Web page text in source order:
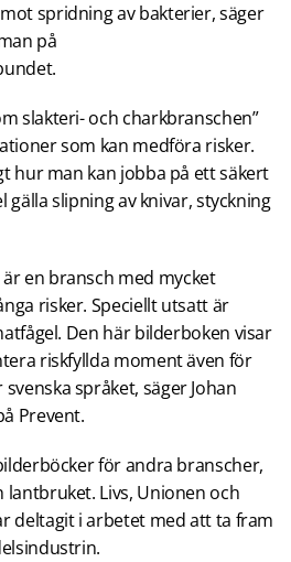
spridning av bakterier, säger
på
slakteri- och charkbranschen”
som kan medföra risker.
hur man kan jobba på ett säkert
gälla slipning av knivar, styckning
en bransch med mycket
risker. Speciellt utsatt är
Den här bilderboken visar
riskfyllda moment även för
språket, säger Johan
Prevent.
för andra branscher,
lantbruket. Livs, Unionen och
deltagit i arbetet med att ta fram